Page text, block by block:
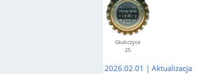
Głubczyce
25
2026.02.01 | Aktualizacja